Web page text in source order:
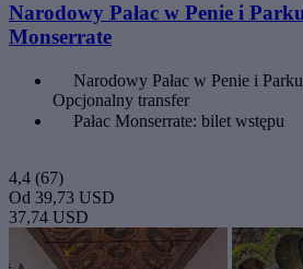
Narodowy Pałac w Penie i
Monserrate
Narodowy Pałac w Penie i
Opcjonalny transfer
Pałac Monserrate: bilet wstępu
4,4 (67)
Od 39,73 USD
37,74 USD